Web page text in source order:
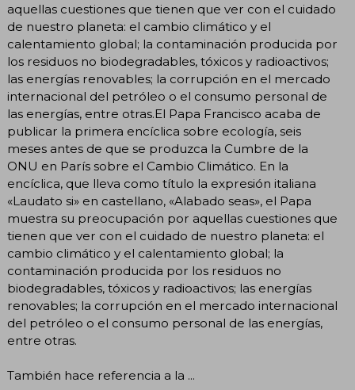
aquellas cuestiones que tienen que ver con el cuidado
de nuestro planeta: el cambio climático y el
calentamiento global; la contaminación producida por
los residuos no biodegradables, tóxicos y radioactivos;
las energías renovables; la corrupción en el mercado
internacional del petróleo o el consumo personal de
las energías, entre otras.El Papa Francisco acaba de
publicar la primera encíclica sobre ecología, seis
meses antes de que se produzca la Cumbre de la
ONU en París sobre el Cambio Climático. En la
encíclica, que lleva como título la expresión italiana
«Laudato si» en castellano, «Alabado seas», el Papa
muestra su preocupación por aquellas cuestiones que
tienen que ver con el cuidado de nuestro planeta: el
cambio climático y el calentamiento global; la
contaminación producida por los residuos no
biodegradables, tóxicos y radioactivos; las energías
renovables; la corrupción en el mercado internacional
del petróleo o el consumo personal de las energías,
entre otras.
También hace referencia a la ...